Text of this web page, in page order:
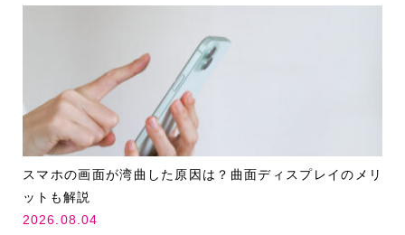
スマホの画面が湾曲した原因は？曲面ディスプレイのメリ
ットも解説
2026.08.04